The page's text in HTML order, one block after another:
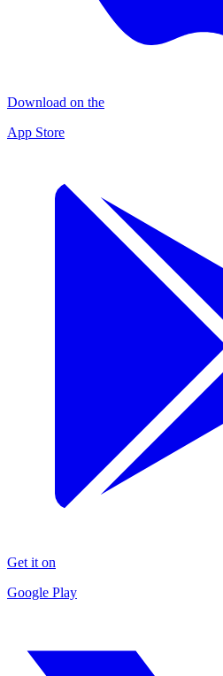
Download on the
App Store
Get it on
Google Play